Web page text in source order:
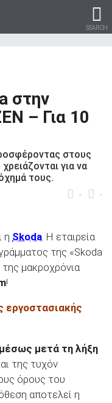
SEARCH
το
στην
– Για 10
στους
για να
τους.
- -
η Skoda . Η εταιρεία
της «Skoda
μακροχρόνια
!
εργοστασιακής
μετά τη λήξη
της τυχόν
όρους του
αποτελεί η